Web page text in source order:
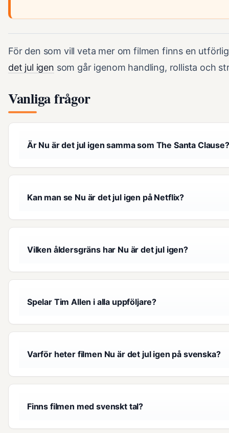
För den som vill veta mer om filmen finns en
det jul igen som går igenom handling, rollista och
Vanliga frågor
Är Nu är det jul igen samma som The Santa Clause?
Kan man se Nu är det jul igen på Netflix?
Vilken åldersgräns har Nu är det jul igen?
Spelar Tim Allen i alla uppföljare?
Varför heter filmen Nu är det jul igen på svenska?
Finns filmen med svenskt tal?